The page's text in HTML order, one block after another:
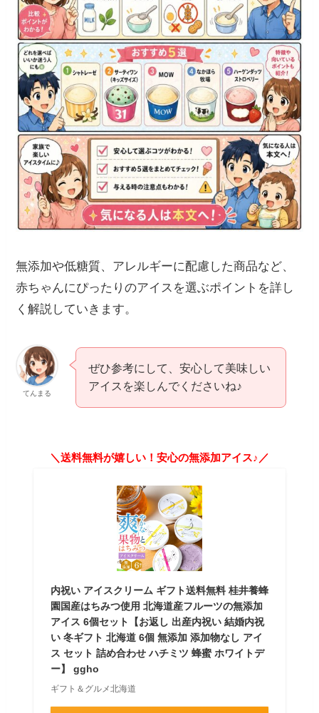
無添加や低糖質、アレルギーに配慮した商品など、
赤ちゃんにぴったりのアイスを選ぶポイントを詳し
く解説していきます。
てんまる
ぜひ参考にして、安心して美味しい
アイスを楽しんでくださいね♪
＼送料無料が嬉しい！安心の無添加アイス♪／
内祝い アイスクリーム ギフト送料無料 桂井養蜂
園国産はちみつ使用 北海道産フルーツの無添加
アイス 6個セット【お返し 出産内祝い 結婚内祝
い 冬ギフト 北海道 6個 無添加 添加物なし アイ
ス セット 詰め合わせ ハチミツ 蜂蜜 ホワイトデ
ー】 ggho
ギフト＆グルメ北海道